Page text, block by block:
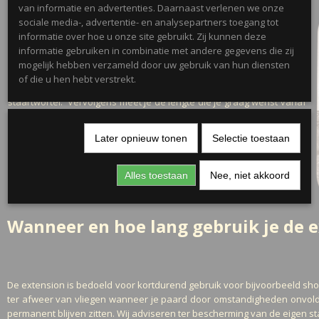
Uiteraard meet je eerst de lengte van de staartwortel van je paard.
Hier reken je 75% van mee voor de lengte, omdat veelal de
staartwortel. Vervolgens meet je de lengte die je graag wenst vanaf
daarom te adviseren.
Wanneer en hoe lang gebruik je de
De extension is bedoeld voor kortdurend gebruik voor bijvoorbeeld
ter afweer van vliegen wanneer je paard door omstandigheden
permanent blijven zitten. Wij adviseren ter bescherming van de eigen
van informatie en advertenties. Daarnaast verlenen we onze
sociale media-, advertentie- en analysepartners toegang tot
informatie over hoe u onze site gebruikt. Zij kunnen deze
informatie gebruiken in combinatie met andere gegevens die zij
mogelijk hebben verzameld door uw gebruik van hun diensten
of die u hen hebt verstrekt.
Later opnieuw tonen Selectie toestaan
Alles toestaan Nee, niet akkoord